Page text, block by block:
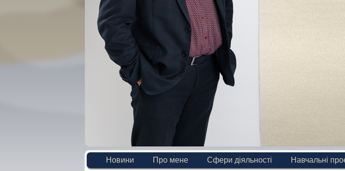
Новини Про мене Сфери діяльності Навчальні